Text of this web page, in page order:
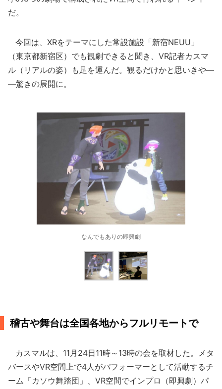
だ。
今回は、XRをテーマにした常設施設「新宿NEUU」
（東京都新宿区）でも観劇できると聞き、VR記者カスマ
ル（リアルの姿）も足を運んだ。観るだけかと思いきや―
―驚きの展開に。
なんでもありの即興劇
稽古や舞台は全国各地からフルリモートで
カスマルは、11月24日11時～13時の会を取材した。メタ
バースやVR空間上で4人がパフォーマーとして活動するチ
ーム「カソウ舞踏団」、VR空間でインプロ（即興劇）パ